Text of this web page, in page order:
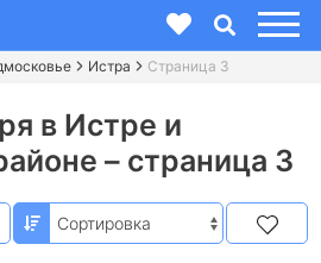
Истра Страница 3
в Истре и
– страница 3